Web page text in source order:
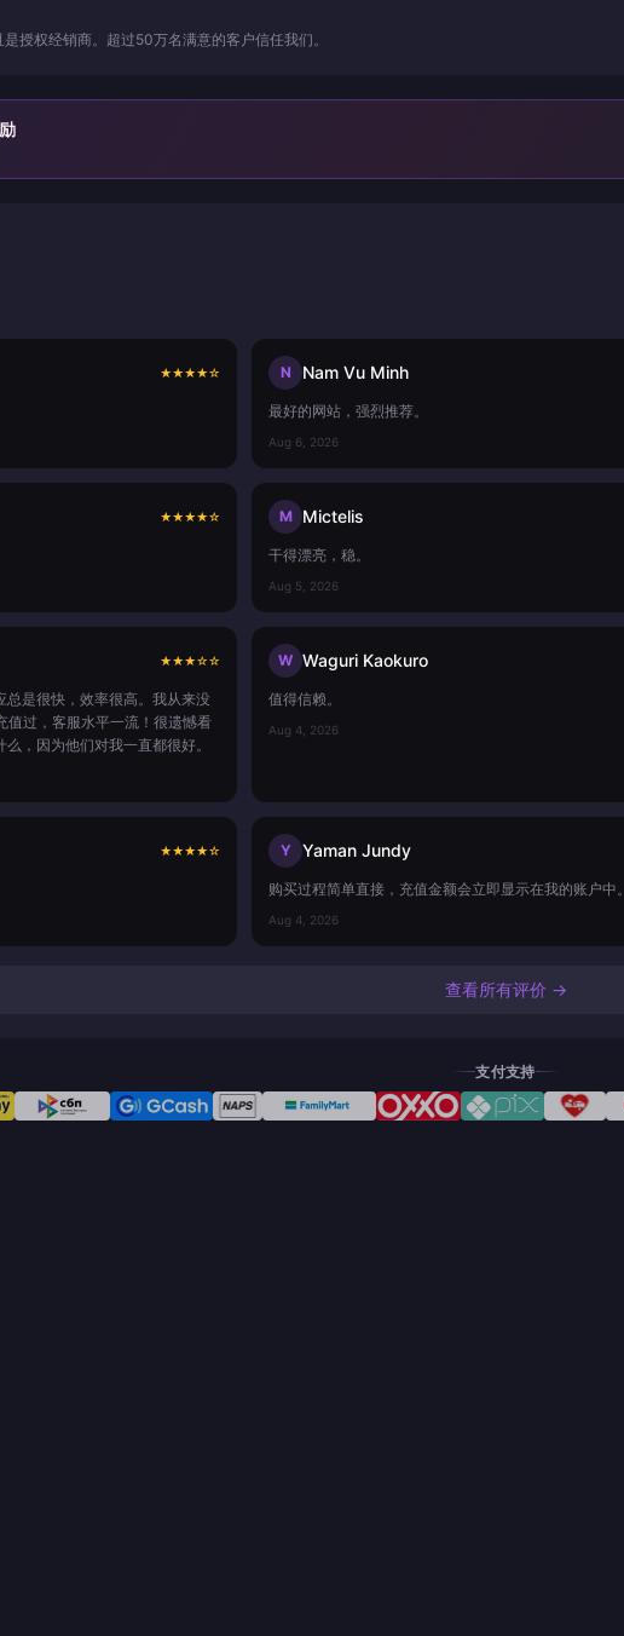
授权经销商。超过50万名满意的客户信任我们。
★★★★☆ N Nam Vu Minh
最好的网站，强烈推荐。
Aug 6, 2026
★★★★☆ M Mictelis
干得漂亮，稳。
Aug 5, 2026
★★★☆☆
是很快，效率很高。我从来没
值过，客服水平一流！很遗憾看
，因为他们对我一直都很好。
W Waguri Kaokuro
值得信赖。
Aug 4, 2026
★★★★☆ Y Yaman Jundy
购买过程简单直接，充值金额会立即显示在我的账户中。
Aug 4, 2026
查看所有评价 →
支付支持